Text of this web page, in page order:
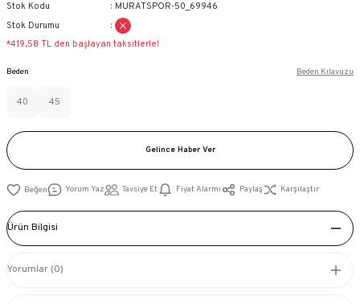
Stok Kodu
MURATSPOR-50_69946
Stok Durumu
*419,58 TL den başlayan taksitlerle!
Beden
40 45
Beden Kılavuzu
Gelince Haber Ver
Yorum Yaz Tavsiye Et Fiyat Alarmı Paylaş Karşılaştır
Ürün Bilgisi
Yorumlar (0)